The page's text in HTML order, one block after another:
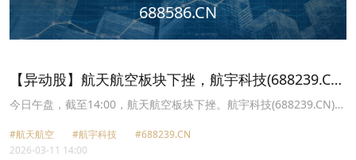
688586.CN
【异动股】航天航空板块下挫，航宇科技(688239.CN)
跌6.58%
今日午盘，截至14:00，航天航空板块下挫。航宇科技(688239.CN)跌
科技(600391.CN)跌5.95%报46.29元，广联航空(300900.CN)跌
3.89%报41.73元，江航装备(688586.CN)跌3.66%报14.2元，三角防
#航天航空 #航宇科技
#688239.CN
2026-03-11 14:00